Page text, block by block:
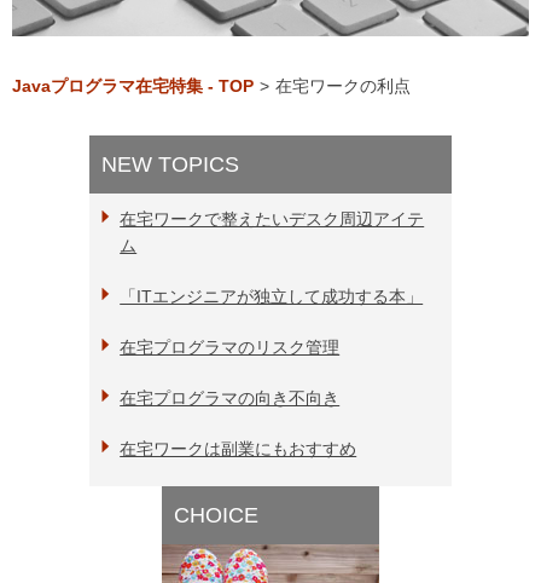
Javaプログラマ在宅特集 - TOP > 在宅ワークの利点
NEW TOPICS
在宅ワークで整えたいデスク周辺アイテ
ム
「ITエンジニアが独立して成功する本」
在宅プログラマのリスク管理
在宅プログラマの向き不向き
在宅ワークは副業にもおすすめ
CHOICE